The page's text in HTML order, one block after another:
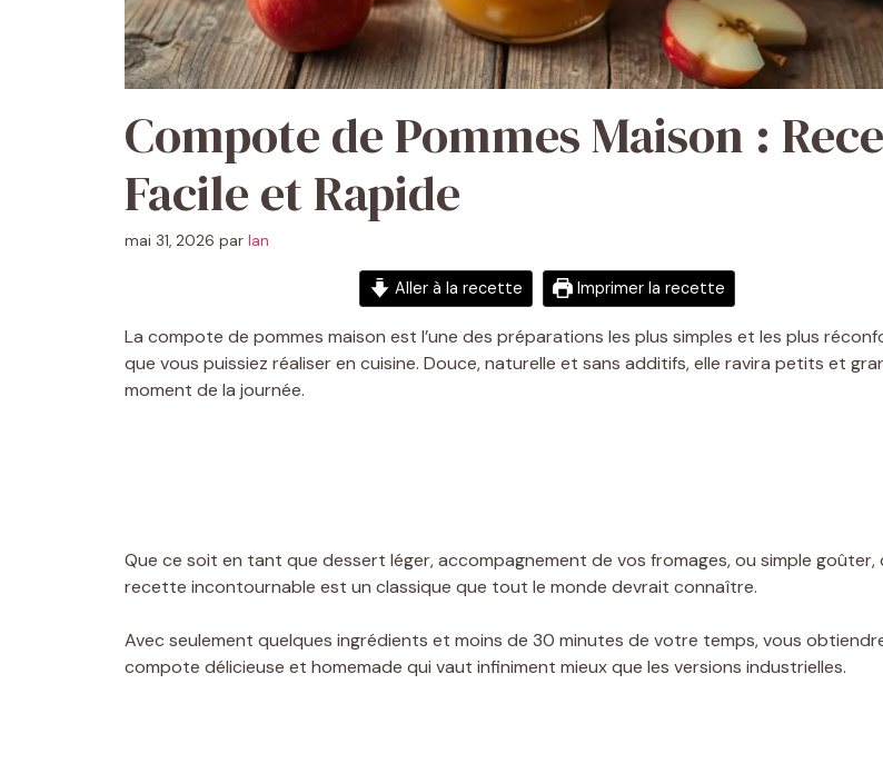
Compote de Pommes Maison :
Facile et Rapide
mai 31, 2026 par Ian
Aller à la recette Imprimer la recette
La compote de pommes maison est l’une des préparations les plus simples et les plus
que vous puissiez réaliser en cuisine. Douce, naturelle et sans additifs, elle ravira petits et
moment de la journée.
Que ce soit en tant que dessert léger, accompagnement de vos fromages, ou simple
recette incontournable est un classique que tout le monde devrait connaître.
Avec seulement quelques ingrédients et moins de 30 minutes de votre temps, vous
compote délicieuse et homemade qui vaut infiniment mieux que les versions industrielles.